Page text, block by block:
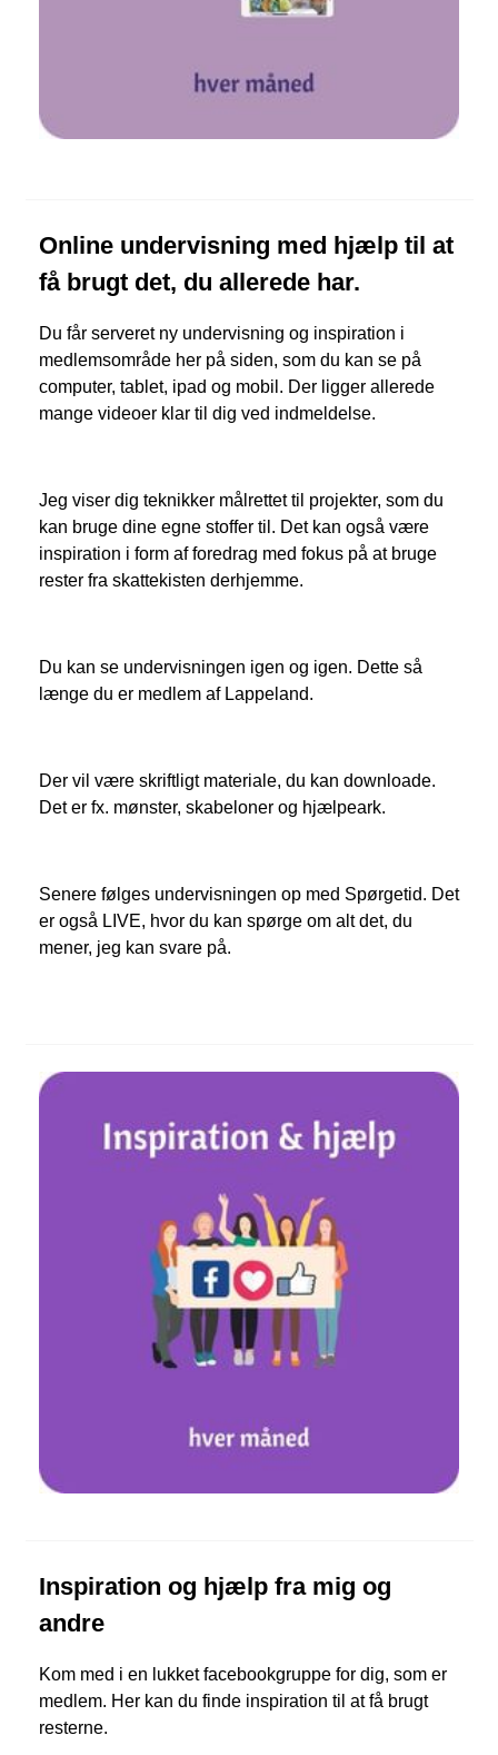
Online undervisning med hjælp til at
få brugt det, du allerede har.
Du får serveret ny undervisning og inspiration i
medlemsområde her på siden, som du kan se på
computer, tablet, ipad og mobil. Der ligger allerede
mange videoer klar til dig ved indmeldelse.
Jeg viser dig teknikker målrettet til projekter, som du
kan bruge dine egne stoffer til. Det kan også være
inspiration i form af foredrag med fokus på at bruge
rester fra skattekisten derhjemme.
Du kan se undervisningen igen og igen. Dette så
længe du er medlem af Lappeland.
Der vil være skriftligt materiale, du kan downloade.
Det er fx. mønster, skabeloner og hjælpeark.
Senere følges undervisningen op med Spørgetid. Det
er også LIVE, hvor du kan spørge om alt det, du
mener, jeg kan svare på.
Inspiration og hjælp fra mig og
andre
Kom med i en lukket facebookgruppe for dig, som er
medlem. Her kan du finde inspiration til at få brugt
resterne.